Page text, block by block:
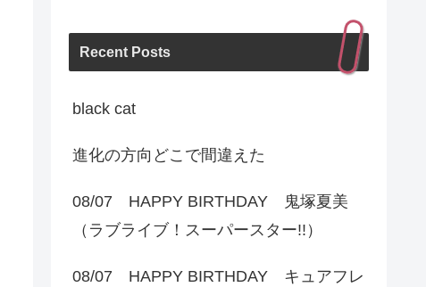
Recent Posts
black cat
進化の方向どこで間違えた
08/07 HAPPY BIRTHDAY 鬼塚夏美
（ラブライブ！スーパースター!!）
08/07 HAPPY BIRTHDAY キュアフレ